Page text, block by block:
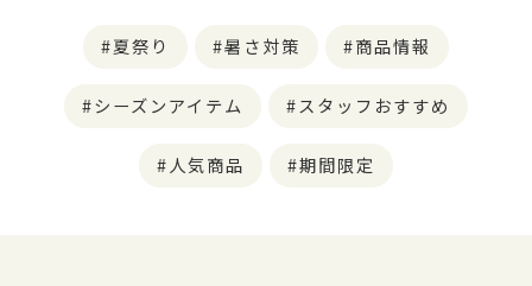
夏祭り 暑さ対策 商品情報
シーズンアイテム スタッフおすすめ
人気商品 期間限定